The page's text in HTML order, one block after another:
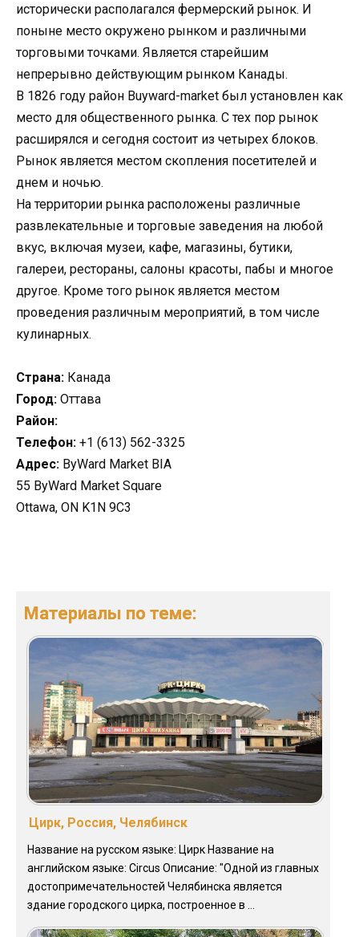
исторически располагался фермерский рынок. И
поныне место окружено рынком и различными
торговыми точками. Является старейшим
непрерывно действующим рынком Канады.
В 1826 году район Buyward-market был установлен как
место для общественного рынка. С тех пор рынок
расширялся и сегодня состоит из четырех блоков.
Рынок является местом скопления посетителей и
днем и ночью.
На территории рынка расположены различные
развлекательные и торговые заведения на любой
вкус, включая музеи, кафе, магазины, бутики,
галереи, рестораны, салоны красоты, пабы и многое
другое. Кроме того рынок является местом
проведения различным мероприятий, в том числе
кулинарных.
Страна: Канада
Город: Оттава
Район:
Телефон: +1 (613) 562-3325
Адрес: ByWard Market BIA
55 ByWard Market Square
Ottawa, ON K1N 9C3
Материалы по теме:
Цирк, Россия, Челябинск
Название на русском языке: Цирк Название на
английском языке: Сircus Описание: "Одной из главных
достопримечательностей Челябинска является
здание городского цирка, построенное в ...